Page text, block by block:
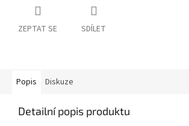
ZEPTAT SE SDÍLET
Popis Diskuze
Detailní popis produktu